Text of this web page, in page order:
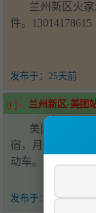
兰州新区火
件。13014178615
发布于： 25天前
兰州新区-美团
美团站点直
宿，月休4天，新
动车。电话：
发布于： 4个月前